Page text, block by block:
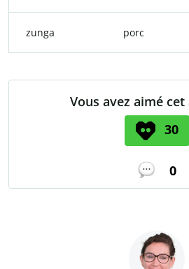
zunga porc
Vous avez aimé
30
0